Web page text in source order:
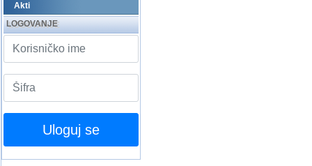
Akti
LOGOVANJE
Uloguj se